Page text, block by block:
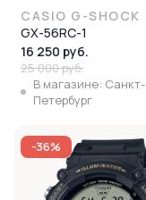
CASIO G-SHOCK
GX-56RC-1
16 250 руб.
25 000 руб.
В магазине: Санкт-
Петербург
-36%